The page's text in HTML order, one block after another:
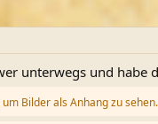
unterwegs und habe
Bilder als Anhang zu sehen.